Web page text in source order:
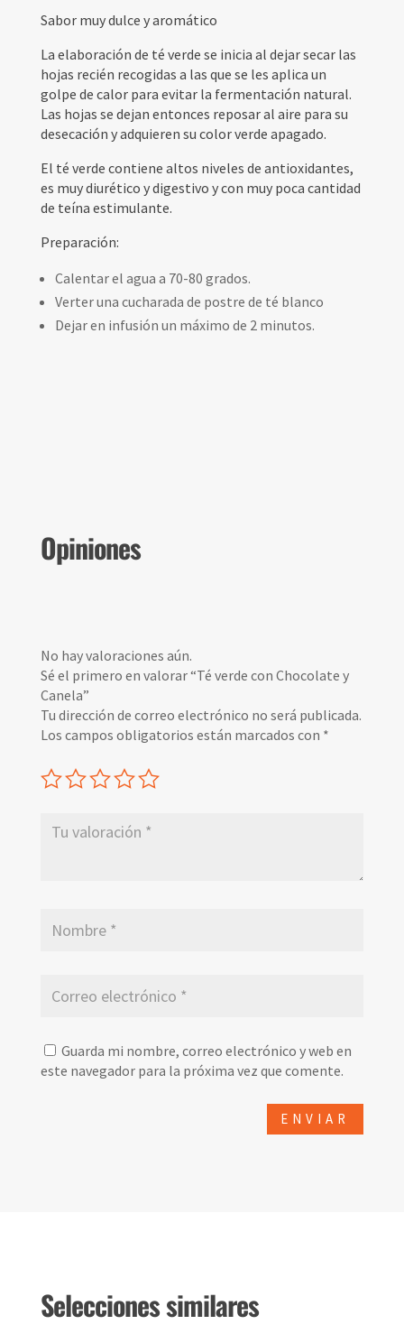
Sabor muy dulce y aromático
La elaboración de té verde se inicia al dejar secar las
hojas recién recogidas a las que se les aplica un
golpe de calor para evitar la fermentación natural.
Las hojas se dejan entonces reposar al aire para su
desecación y adquieren su color verde apagado.
El té verde contiene altos niveles de antioxidantes,
es muy diurético y digestivo y con muy poca cantidad
de teína estimulante.
Preparación:
Calentar el agua a 70-80 grados.
Verter una cucharada de postre de té blanco
Dejar en infusión un máximo de 2 minutos.
Opiniones
No hay valoraciones aún.
Sé el primero en valorar “Té verde con Chocolate y
Canela”
Tu dirección de correo electrónico no será publicada.
Los campos obligatorios están marcados con *
Guarda mi nombre, correo electrónico y web en
este navegador para la próxima vez que comente.
Selecciones similares